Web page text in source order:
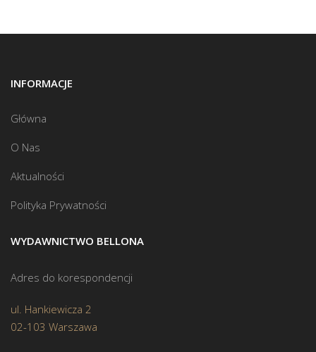
INFORMACJE
Główna
O Nas
Aktualności
Polityka Prywatności
WYDAWNICTWO BELLONA
Adres do korespondencji
ul. Hankiewicza 2
02-103 Warszawa